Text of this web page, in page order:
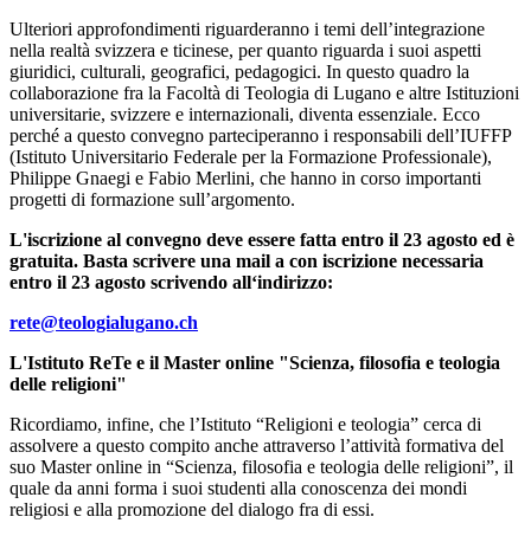
Ulteriori approfondimenti riguarderanno i temi dell’integrazione
nella realtà svizzera e ticinese, per quanto riguarda i suoi aspetti
giuridici, culturali, geografici, pedagogici. In questo quadro la
collaborazione fra la Facoltà di Teologia di Lugano e altre Istituzioni
universitarie, svizzere e internazionali, diventa essenziale. Ecco
perché a questo convegno parteciperanno i responsabili dell’IUFFP
(Istituto Universitario Federale per la Formazione Professionale),
Philippe Gnaegi e Fabio Merlini, che hanno in corso importanti
progetti di formazione sull’argomento.
L'iscrizione al convegno deve essere fatta entro il 23 agosto ed è
gratuita. Basta scrivere una mail a con iscrizione necessaria
entro il 23 agosto scrivendo all‘indirizzo:
rete@teologialugano.ch
L'Istituto ReTe e il Master online "Scienza, filosofia e teologia
delle religioni"
Ricordiamo, infine, che l’Istituto “Religioni e teologia” cerca di
assolvere a questo compito anche attraverso l’attività formativa del
suo Master online in “Scienza, filosofia e teologia delle religioni”, il
quale da anni forma i suoi studenti alla conoscenza dei mondi
religiosi e alla promozione del dialogo fra di essi.